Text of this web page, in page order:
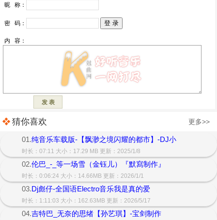
猜你喜欢 更多>>
01.纯音乐车载版-【飘渺之境闪耀的都市】-DJ小
时长：07:11 大小：17.29 MB 更新：2025/1/8
02.伦巴_-_等一场雪（金钰儿）『默寫制作』
时长：0:06:24 大小：14.66MB 更新：2026/1/1
03.Dj彪仔-全国语Electro音乐我是真的爱
时长：1:11:03 大小：162.63MB 更新：2026/5/17
04.吉特巴_无奈的思绪【孙艺琪】-宝剑制作